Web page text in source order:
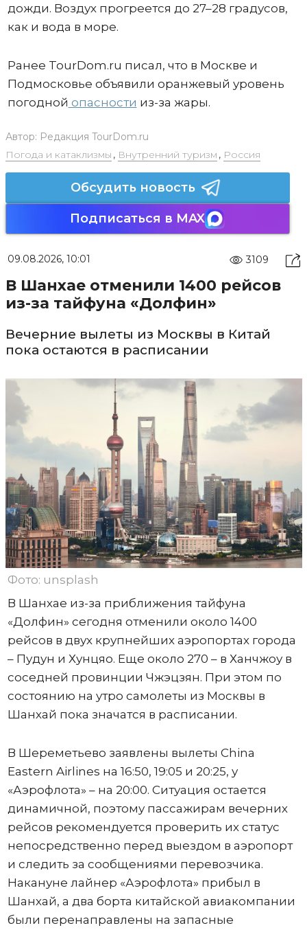
дожди. Воздух прогреется до 27–28 градусов,
как и вода в море.
Ранее TourDom.ru писал, что в Москве и
Подмосковье объявили оранжевый уровень
погодной опасности из-за жары.
Автор: Редакция TourDom.ru
Погода и катаклизмы , Внутренний туризм , Россия
Обсудить новость
Подписаться в MAX
09.08.2026, 10:01 3109
В Шанхае отменили 1400 рейсов
из-за тайфуна «Долфин»
Вечерние вылеты из Москвы в Китай
пока остаются в расписании
Фото: unsplash
В Шанхае из-за приближения тайфуна
«Долфин» сегодня отменили около 1400
рейсов в двух крупнейших аэропортах города
– Пудун и Хунцяо. Еще около 270 – в Ханчжоу в
соседней провинции Чжэцзян. При этом по
состоянию на утро самолеты из Москвы в
Шанхай пока значатся в расписании.
В Шереметьево заявлены вылеты China
Eastern Airlines на 16:50, 19:05 и 20:25, у
«Аэрофлота» – на 20:00. Ситуация остается
динамичной, поэтому пассажирам вечерних
рейсов рекомендуется проверить их статус
непосредственно перед выездом в аэропорт
и следить за сообщениями перевозчика.
Накануне лайнер «Аэрофлота» прибыл в
Шанхай, а два борта китайской авиакомпании
были перенаправлены на запасные